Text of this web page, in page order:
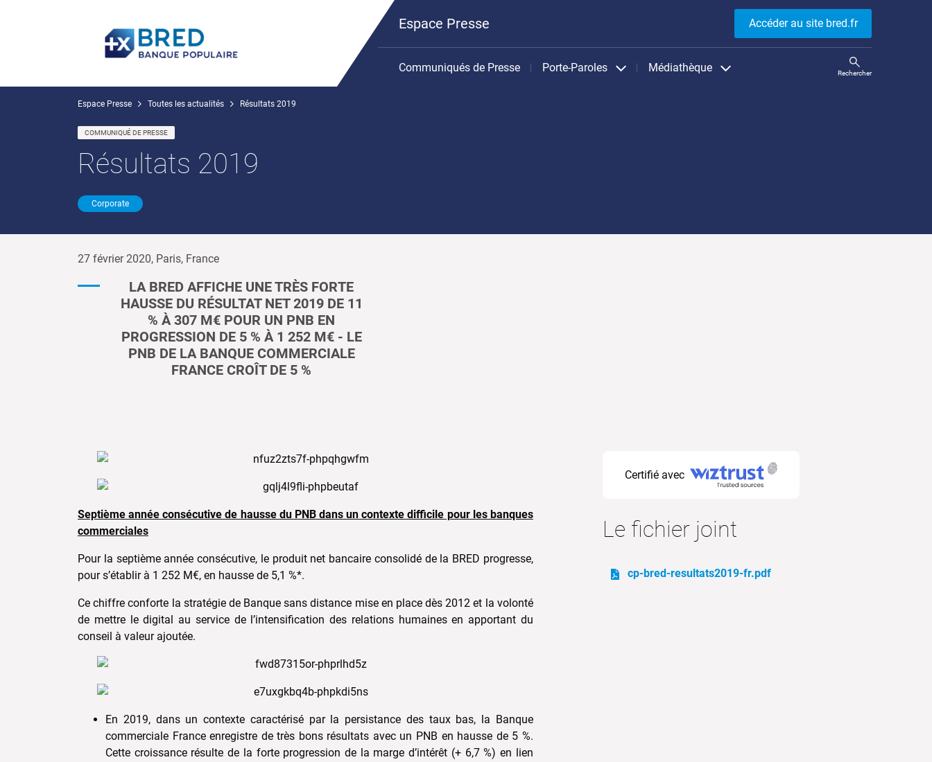
Espace Presse Accéder au site bred.fr
Communiqués de Presse Porte-Paroles Médiathèque Rechercher
Espace Presse Toutes les actualités Résultats 2019
COMMUNIQUÉ DE PRESSE
Résultats 2019
Corporate
27 février 2020, Paris, France
LA BRED AFFICHE UNE TRÈS FORTE
HAUSSE DU RÉSULTAT NET 2019 DE 11
% À 307 M€ POUR UN PNB EN
PROGRESSION DE 5 % À 1 252 M€ - LE
PNB DE LA BANQUE COMMERCIALE
FRANCE CROÎT DE 5 %
Septième année consécutive de hausse du PNB dans un contexte difficile pour les banques
commerciales
Pour la septième année consécutive, le produit net bancaire consolidé de la BRED progresse,
pour s’établir à 1 252 M€, en hausse de 5,1 %*.
Ce chiffre conforte la stratégie de Banque sans distance mise en place dès 2012 et la volonté
de mettre le digital au service de l’intensification des relations humaines en apportant du
conseil à valeur ajoutée.
En 2019, dans un contexte caractérisé par la persistance des taux bas, la Banque
commerciale France enregistre de très bons résultats avec un PNB en hausse de 5 %.
Cette croissance résulte de la forte progression de la marge d’intérêt (+ 6,7 %) en lien
Certifié avec
Le fichier joint
cp-bred-resultats2019-fr.pdf